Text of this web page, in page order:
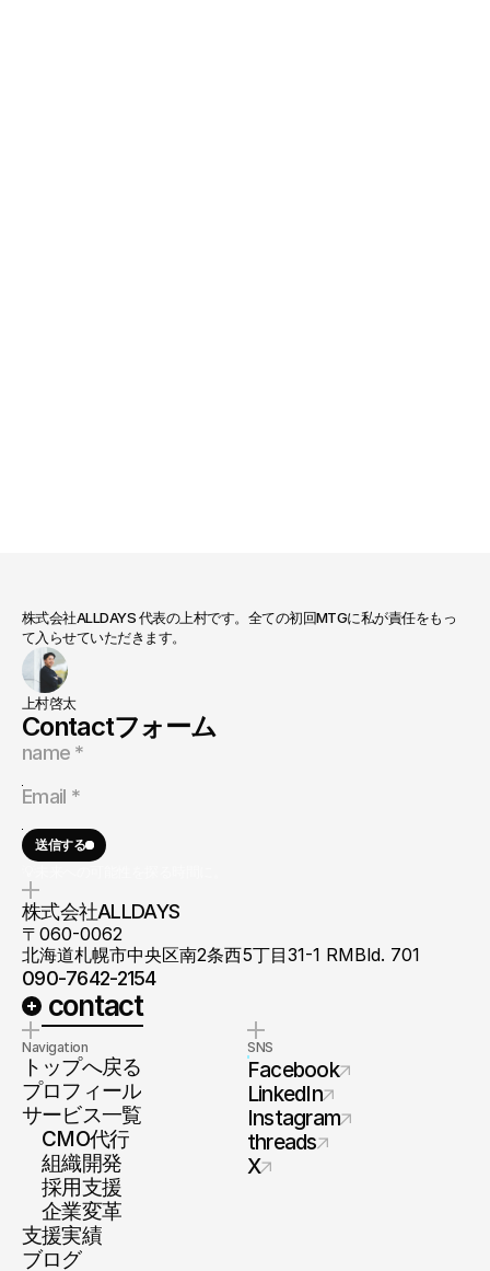
株式会社ALLDAYS 代表の上村です。全ての初回MTGに私が責任をもっ
て入らせていただきます。
上村啓太
Contactフォーム
送信する
株式会社ALLDAYS
〒060-0062
北海道札幌市中央区南2条西5丁目31-1 RMBld. 701
090-7642-2154
contact
Navigation
トップへ戻る
プロフィール
サービス一覧
CMO代行
組織開発
採用支援
企業変革
支援実績
ブログ
SNS
Facebook
LinkedIn
Instagram
threads
X